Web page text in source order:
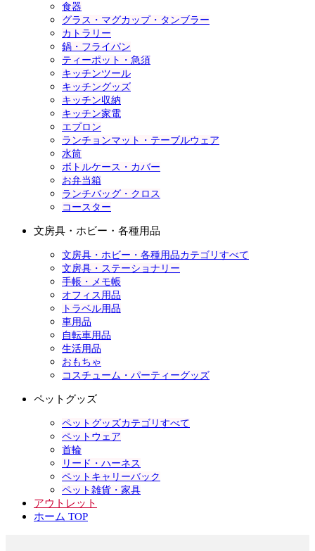
食器
グラス・マグカップ・タンブラー
カトラリー
鍋・フライパン
ティーポット・急須
キッチンツール
キッチングッズ
キッチン収納
キッチン家電
エプロン
ランチョンマット・テーブルウェア
水筒
ボトルケース・カバー
お弁当箱
ランチバッグ・クロス
コースター
文房具・ホビー・各種用品
文房具・ホビー・各種用品カテゴリすべて
文房具・ステーショナリー
手帳・メモ帳
オフィス用品
トラベル用品
車用品
自転車用品
生活用品
おもちゃ
コスチューム・パーティーグッズ
ペットグッズ
ペットグッズカテゴリすべて
ペットウェア
首輪
リード・ハーネス
ペットキャリーバック
ペット雑貨・家具
アウトレット
ホーム TOP